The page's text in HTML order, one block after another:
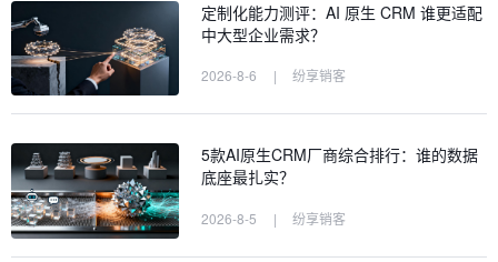
定制化能力测评：AI 原生 CRM 谁更适配
中大型企业需求？
2026-8-6 | 纷享销客
5款AI原生CRM厂商综合排行：谁的数据
底座最扎实？
2026-8-5 | 纷享销客